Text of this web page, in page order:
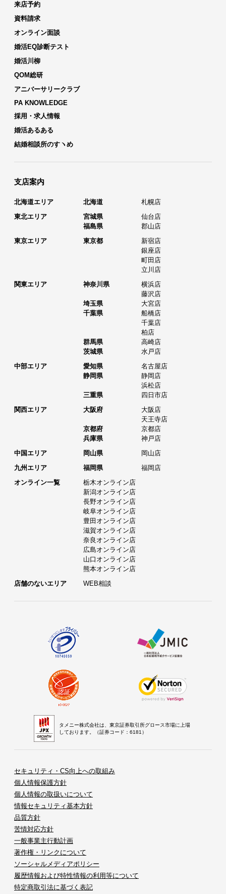
来店予約
資料請求
オンライン面談
婚活EQ診断テスト
婚活川柳
QOM総研
アニバーサリークラブ
PA KNOWLEDGE
採用・求人情報
婚活あるある
結婚相談所のすヽめ
支店案内
北海道エリア 北海道
札幌店
東北エリア
宮城県
仙台店
福島県
郡山店
東京エリア
東京都
新宿店
銀座店
町田店
立川店
関東エリア
神奈川県
横浜店
藤沢店
埼玉県
大宮店
千葉県
船橋店
千葉店
柏店
群馬県
高崎店
茨城県
水戸店
中部エリア
愛知県
名古屋店
静岡県
静岡店
浜松店
三重県
四日市店
関西エリア
大阪府
大阪店
天王寺店
京都府
京都店
兵庫県
神戸店
中国エリア
岡山県
岡山店
九州エリア
福岡県
福岡店
オンライン一覧
栃木オンライン店
新潟オンライン店
長野オンライン店
岐阜オンライン店
豊田オンライン店
滋賀オンライン店
奈良オンライン店
広島オンライン店
山口オンライン店
熊本オンライン店
店舗のないエリア
WEB相談
タメニー株式会社は、東京証券取引所グロース市場に上場
しております。（証券コード：6181）
セキュリティ・CS向上への取組み
個人情報保護方針
個人情報の取扱いについて
情報セキュリティ基本方針
品質方針
苦情対応方針
一般事業主行動計画
著作権・リンクについて
ソーシャルメディアポリシー
履歴情報および特性情報の利用等について
特定商取引法に基づく表記